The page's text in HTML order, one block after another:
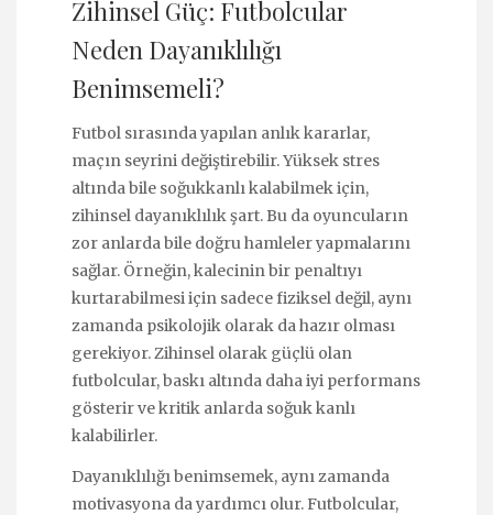
Zihinsel Güç: Futbolcular
Neden Dayanıklılığı
Benimsemeli?
Futbol sırasında yapılan anlık kararlar,
maçın seyrini değiştirebilir. Yüksek stres
altında bile soğukkanlı kalabilmek için,
zihinsel dayanıklılık şart. Bu da oyuncuların
zor anlarda bile doğru hamleler yapmalarını
sağlar. Örneğin, kalecinin bir penaltıyı
kurtarabilmesi için sadece fiziksel değil, aynı
zamanda psikolojik olarak da hazır olması
gerekiyor. Zihinsel olarak güçlü olan
futbolcular, baskı altında daha iyi performans
gösterir ve kritik anlarda soğuk kanlı
kalabilirler.
Dayanıklılığı benimsemek, aynı zamanda
motivasyona da yardımcı olur. Futbolcular,